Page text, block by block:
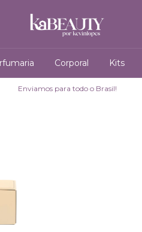
Corporal Kits
Enviamos para todo o Brasil!